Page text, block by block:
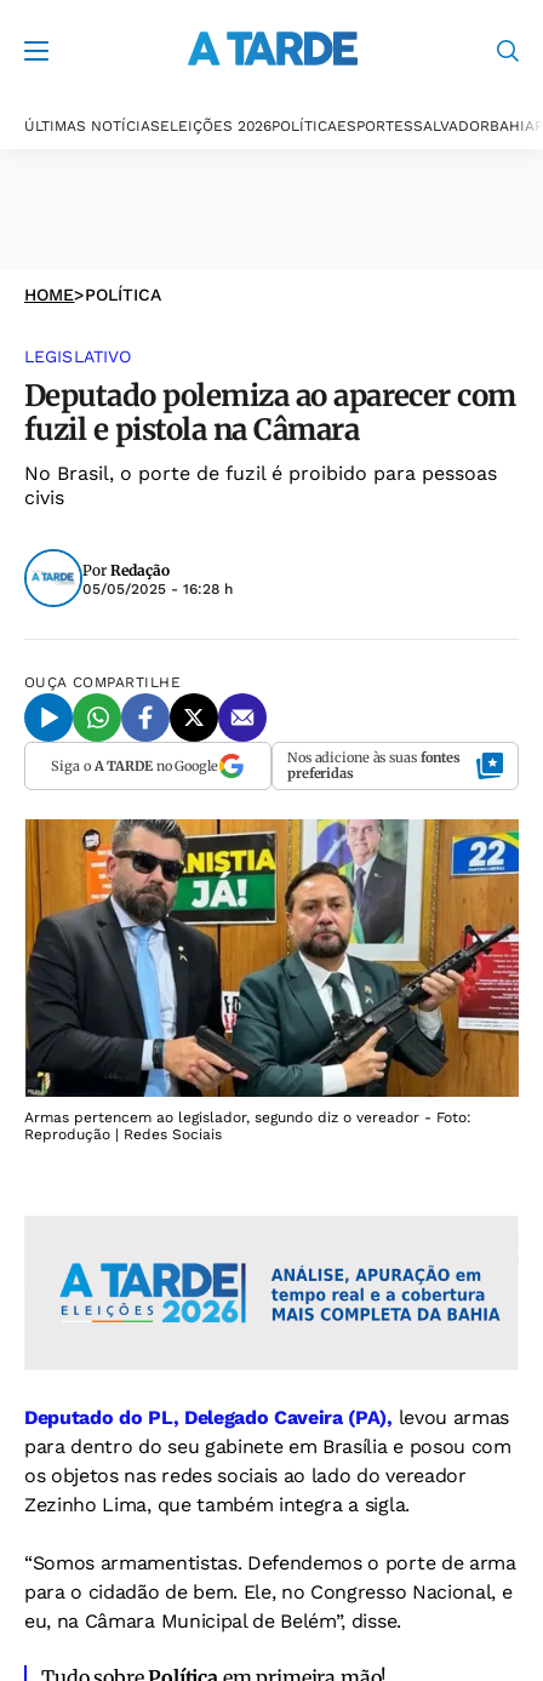
ÚLTIMAS NOTÍCIASELEIÇÕES 2026POLÍTICAESPORTESSALVADORBAHIA
HOME>POLÍTICA
LEGISLATIVO
Deputado polemiza ao aparecer com
fuzil e pistola na Câmara
No Brasil, o porte de fuzil é proibido para pessoas
civis
Por Redação
05/05/2025 - 16:28 h
OUÇA COMPARTILHE
Siga o A TARDEno Google Nos adicione às suas fontes
preferidas
Armas pertencem ao legislador, segundo diz o vereador - Foto:
Reprodução | Redes Sociais
Deputado do PL, Delegado Caveira (PA), levou armas
para dentro do seu gabinete em Brasília e posou com
os objetos nas redes sociais ao lado do vereador
Zezinho Lima, que também integra a sigla.
“Somos armamentistas. Defendemos o porte de arma
para o cidadão de bem. Ele, no Congresso Nacional, e
eu, na Câmara Municipal de Belém”, disse.